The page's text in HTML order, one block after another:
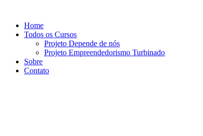
conteúdo
Home
Todos os Cursos
Projeto Depende de nós
Projeto Empreendedorismo Turbinado
Sobre
Contato